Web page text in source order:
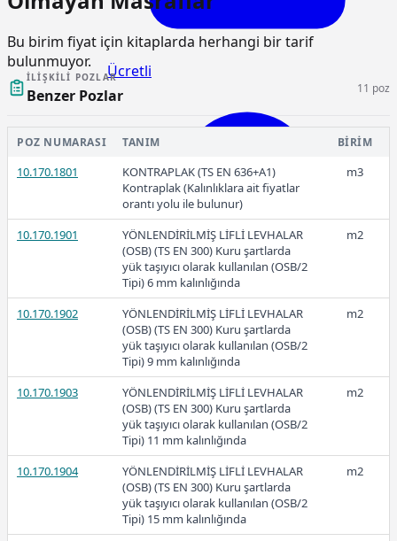
Ücretli
2026-Şubat
Ücretli
Ücretli
2026-Ocak
Bu birim fiyat için kitaplarda herhangi bir tarif
bulunmuyor.
İLIŞKILI POZLAR
Benzer Pozlar 11 poz
POZ NUMARASI TANIM BIRIM
10.170.1801
KONTRAPLAK (TS EN 636+A1)
Kontraplak (Kalınlıklara ait fiyatlar
orantı yolu ile bulunur)
m3
10.170.1901
YÖNLENDİRİLMİŞ LİFLİ LEVHALAR
(OSB) (TS EN 300) Kuru şartlarda
yük taşıyıcı olarak kullanılan (OSB/2
Tipi) 6 mm kalınlığında
m2
10.170.1902
YÖNLENDİRİLMİŞ LİFLİ LEVHALAR
(OSB) (TS EN 300) Kuru şartlarda
yük taşıyıcı olarak kullanılan (OSB/2
Tipi) 9 mm kalınlığında
m2
10.170.1903
YÖNLENDİRİLMİŞ LİFLİ LEVHALAR
(OSB) (TS EN 300) Kuru şartlarda
yük taşıyıcı olarak kullanılan (OSB/2
Tipi) 11 mm kalınlığında
m2
10.170.1904
YÖNLENDİRİLMİŞ LİFLİ LEVHALAR
(OSB) (TS EN 300) Kuru şartlarda
yük taşıyıcı olarak kullanılan (OSB/2
Tipi) 15 mm kalınlığında
m2